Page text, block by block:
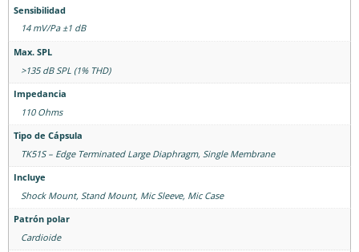
Sensibilidad
14 mV/Pa ±1 dB
Max. SPL
>135 dB SPL (1% THD)
Impedancia
110 Ohms
Tipo de Cápsula
TK51S – Edge Terminated Large Diaphragm, Single Membrane
Incluye
Shock Mount, Stand Mount, Mic Sleeve, Mic Case
Patrón polar
Cardioide